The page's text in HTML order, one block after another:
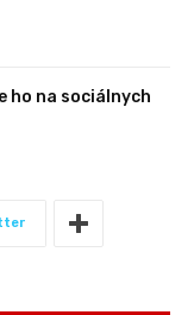
ho na sociálnych